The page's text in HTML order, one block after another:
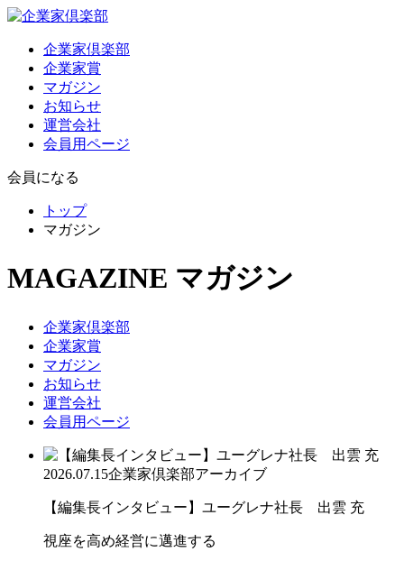
企業家倶楽部
企業家賞
マガジン
お知らせ
運営会社
会員用ページ
会員になる
トップ
マガジン
MAGAZINE マガジン
企業家倶楽部
企業家賞
マガジン
お知らせ
運営会社
会員用ページ
2026.07.15企業家倶楽部アーカイブ
【編集長インタビュー】ユーグレナ社長 出雲 充
視座を高め経営に邁進する